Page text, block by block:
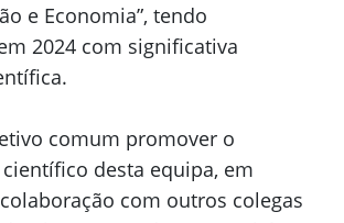
e Economia”, tendo
2024 com significativa
comum promover o
desta equipa, em
com outros colegas